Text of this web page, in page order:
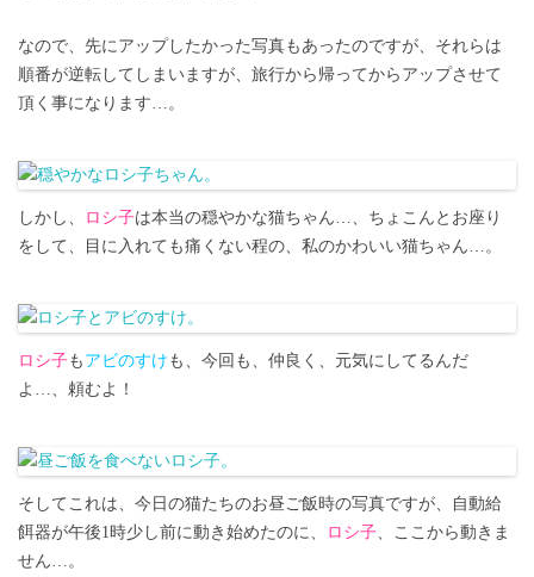
なので、先にアップしたかった写真もあったのですが、それらは
順番が逆転してしまいますが、旅行から帰ってからアップさせて
頂く事になります…。
しかし、 ロシ子は本当の穏やかな猫ちゃん…、ちょこんとお座り
をして、目に入れても痛くない程の、私のかわいい猫ちゃん…。
ロシ子も アビのすけ も、今回も、仲良く、元気にしてるんだ
よ…、頼むよ！
そしてこれは、今日の猫たちのお昼ご飯時の写真ですが、自動給
餌器が午後1時少し前に動き始めたのに、
ロシ子 、ここから動きま
せん…。